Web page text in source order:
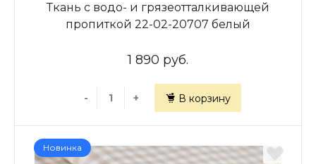
Ткань с водо- и грязеотталкивающей
пропиткой 22-02-20707 белый
1 890 руб.
- + В корзину
Новинка